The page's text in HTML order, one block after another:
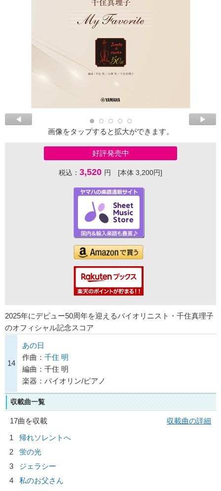
画像をタップすると拡大ができます。
好評発売中
税込： 3,520 円 [本体 3,200円]
2025年にデビュー50周年を迎えるバイオリニスト・千住真理子
のオフィシャル記念スコア
14
あの日
作曲： 千住 明
編曲：千住 明
楽器：バイオリン/ピアノ
収載曲一覧
17曲を収載
収載曲の詳細
1
帰れソレントへ
2
蛍の光
3
ジェラシー
4
私のお父さん